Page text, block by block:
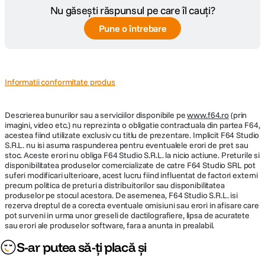
Nu găsești răspunsul pe care îl cauți?
Pune o întrebare
Informatii conformitate produs
Descrierea bunurilor sau a serviciilor disponibile pewww.f64.ro(prin
imagini, video etc.) nu reprezinta o obligatie contractuala din partea F64,
acestea fiind utilizate exclusiv cu titlu de prezentare. Implicit F64 Studio
S.R.L. nu isi asuma raspunderea pentru eventualele erori de pret sau
stoc. Aceste erori nu obliga F64 Studio S.R.L. la nicio actiune. Preturile si
disponibilitatea produselor comercializate de catre F64 Studio SRL pot
suferi modificari ulterioare, acest lucru fiind influentat de factori externi
precum politica de preturi a distribuitorilor sau disponibilitatea
produselor pe stocul acestora. De asemenea, F64 Studio S.R.L. isi
rezerva dreptul de a corecta eventuale omisiuni sau erori in afisare care
pot surveni in urma unor greseli de dactilografiere, lipsa de acuratete
sau erori ale produselor software, fara a anunta in prealabil.
S-ar putea să-ți placă și